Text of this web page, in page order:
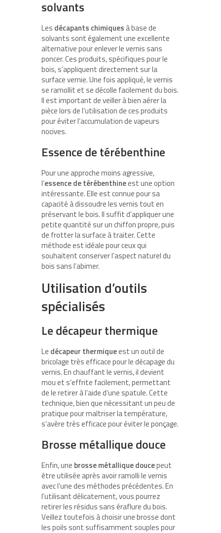
solvants
Les décapants chimiques à base de
solvants sont également une excellente
alternative pour enlever le vernis sans
poncer. Ces produits, spécifiques pour le
bois, s’appliquent directement sur la
surface vernie. Une fois appliqué, le vernis
se ramollit et se décolle facilement du bois.
Il est important de veiller à bien aérer la
pièce lors de l’utilisation de ces produits
pour éviter l’accumulation de vapeurs
nocives.
Essence de térébenthine
Pour une approche moins agressive,
l’essence de térébenthineest une option
intéressante. Elle est connue pour sa
capacité à dissoudre les vernis tout en
préservant le bois. Il suffit d’appliquer une
petite quantité sur un chiffon propre, puis
de frotter la surface à traiter. Cette
méthode est idéale pour ceux qui
souhaitent conserver l’aspect naturel du
bois sans l’abimer.
Utilisation d’outils
spécialisés
Le décapeur thermique
Le décapeur thermiqueest un outil de
bricolage très efficace pour le décapage du
vernis. En chauffant le vernis, il devient
mou et s’effrite facilement, permettant
de le retirer à l’aide d’une spatule. Cette
technique, bien que nécessitant un peu de
pratique pour maîtriser la température,
s’avère très efficace pour éviter le ponçage.
Brosse métallique douce
Enfin, une brosse métallique doucepeut
être utilisée après avoir ramolli le vernis
avec l’une des méthodes précédentes. En
l’utilisant délicatement, vous pourrez
retirer les résidus sans éraflure du bois.
Veillez toutefois à choisir une brosse dont
les poils sont suffisamment souples pour